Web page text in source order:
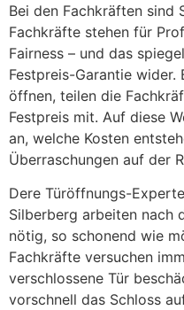
Bei den Fachkräften sind
Fachkräfte stehen für
Fairness – und das
Festpreis-Garantie wider.
öffnen, teilen die
Festpreis mit. Auf diese
an, welche Kosten
Überraschungen auf der
Dere Türöffnungs-
Silberberg arbeiten nach
nötig, so schonend wie
Fachkräfte versuchen
verschlossene Tür
vorschnell das Schloss